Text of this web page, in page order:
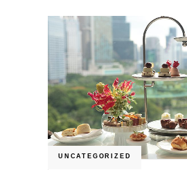
UNCATEGORIZED